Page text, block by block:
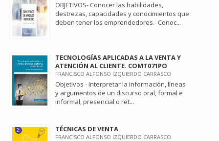
OBJETIVOS- Conocer las habilidades,
destrezas, capacidades y conocimientos que
deben tener los emprendedores.- Conoc...
TECNOLOGÍAS APLICADAS A LA VENTA Y
ATENCIÓN AL CLIENTE. COMT071PO
FRANCISCO ALFONSO IZQUIERDO CARRASCO
Objetivos - Interpretar la información, líneas
y argumentos de un discurso oral, formal e
informal, presencial o ret...
TÉCNICAS DE VENTA
FRANCISCO ALFONSO IZQUIERDO CARRASCO